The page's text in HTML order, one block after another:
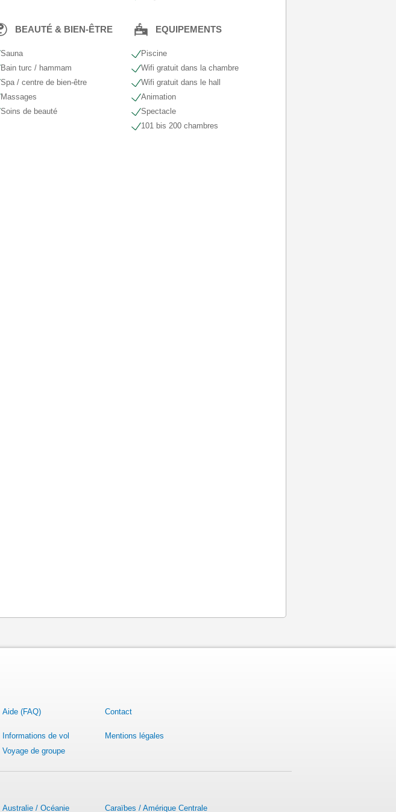
BEAUTÉ & BIEN-ÊTRE
Sauna
Bain turc / hammam
Spa / centre de bien-être
Massages
Soins de beauté
EQUIPEMENTS
Piscine
Wifi gratuit dans la chambre
Wifi gratuit dans le hall
Animation
Spectacle
101 bis 200 chambres
Aide (FAQ) Contact
Informations de vol
Mentions légales
Voyage de groupe
Australie / Océanie Caraïbes / Amérique Centrale